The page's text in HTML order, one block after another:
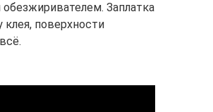
Заплатка
клея, поверхности